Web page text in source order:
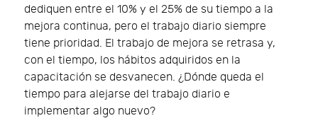
dediquen entre el 10% y el 25% de su tiempo a la
mejora continua, pero el trabajo diario siempre
tiene prioridad. El trabajo de mejora se retrasa y,
con el tiempo, los hábitos adquiridos en la
capacitación se desvanecen. ¿Dónde queda el
tiempo para alejarse del trabajo diario e
implementar algo nuevo?